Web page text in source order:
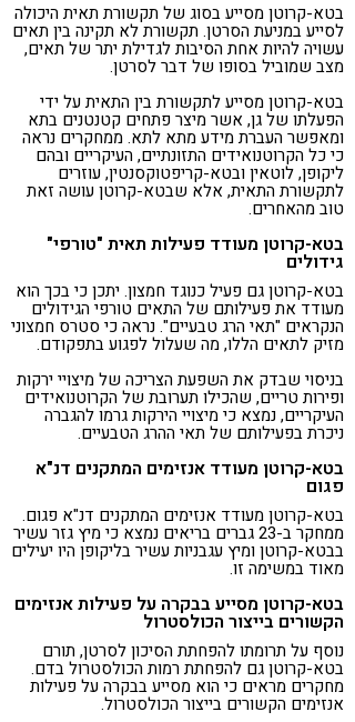
בטא-קרוטן מסייע בסוג של תקשורת תאית היכולה
לסייע במניעת הסרטן. תקשורת לא תקינה בין תאים
עשויה להיות אחת הסיבות לגדילת יתר של תאים,
מצב שמוביל בסופו של דבר לסרטן.
בטא-קרוטן מסייע לתקשורת בין התאית על ידי
הפעלתו של גן, אשר מיצר פתחים קטנטנים בתא
ומאפשר העברת מידע מתא לתא. ממחקרים נראה
כי כל הקרוטנואידים התזונתיים, העיקריים ובהם
ליקופן, לוטאין ובטא-קריפטוקסנטין, עוזרים
לתקשורת התאית, אלא שבטא-קרוטן עושה זאת
טוב מהאחרים.
בטא-קרוטן מעודד פעילות תאית "טורפי"
גידולים
בטא-קרוטן גם פעיל כנוגד חמצון. יתכן כי בכך הוא
מעודד את פעילותם של התאים טורפי הגידולים
הנקראים "תאי הרג טבעיים". נראה כי סטרס חמצוני
מזיק לתאים הללו, מה שעלול לפגוע בתפקודם.
בניסוי שבדק את השפעת הצריכה של מיצויי ירקות
ופירות טריים, שהכילו תערובת של הקרוטנואידים
העיקריים, נמצא כי מיצויי הירקות גרמו להגברה
ניכרת בפעילותם של תאי ההרג הטבעיים.
בטא-קרוטן מעודד אנזימים המתקנים דנ"א
פגום
בטא-קרוטן מעודד אנזימים המתקנים דנ"א פגום.
ממחקר ב-23 גברים בריאים נמצא כי מיץ גזר עשיר
בבטא-קרוטן ומיץ עגבניות עשיר בליקופן היו יעילים
מאוד במשימה זו.
בטא-קרוטן מסייע בבקרה על פעילות אנזימים
הקשורים בייצור הכולסטרול
נוסף על תרומתו להפחתת הסיכון לסרטן, תורם
בטא-קרוטן גם להפחתת רמות הכולסטרול בדם.
מחקרים מראים כי הוא מסייע בבקרה על פעילות
אנזימים הקשורים בייצור הכולסטרול.